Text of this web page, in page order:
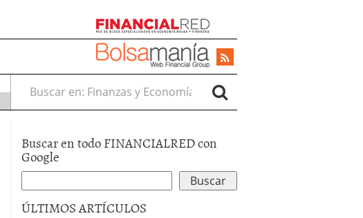
Buscar en:
Buscar en todo FINANCIALRED con
Google
ÚLTIMOS ARTÍCULOS